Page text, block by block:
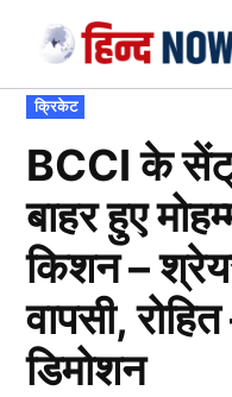
content
POSTED
IN
क्रिकेट
BCCI के
बाहर हुए
किशन –
वापसी,
डिमोशन